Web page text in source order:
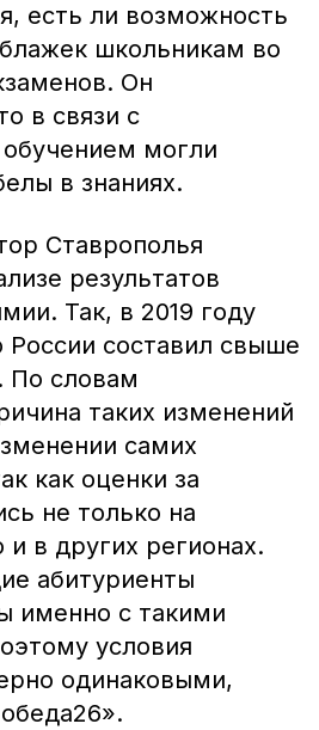
есть ли возможность
школьникам во
Он
в связи с
могли
в знаниях.
Ставрополья
результатов
Так, в 2019 году
России составил свыше
По словам
таких изменений
самих
как оценки за
не только на
в других регионах.
абитуриенты
именно с такими
условия
одинаковыми,